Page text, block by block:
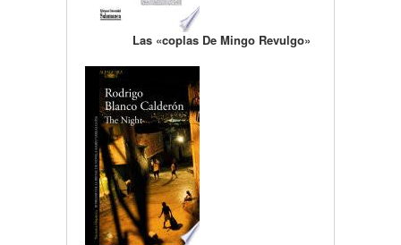
Las «coplas De Mingo Revulgo»